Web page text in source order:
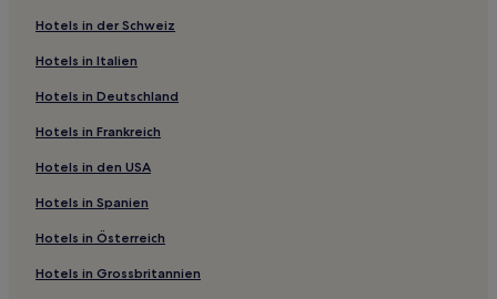
Hotels in der Schweiz
Hotels in Italien
Hotels in Deutschland
Hotels in Frankreich
Hotels in den USA
Hotels in Spanien
Hotels in Österreich
Hotels in Grossbritannien